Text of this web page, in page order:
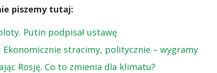
piszemy tutaj:
Putin podpisał ustawę
stracimy, politycznie – wygramy
Rosję. Co to zmienia dla klimatu?